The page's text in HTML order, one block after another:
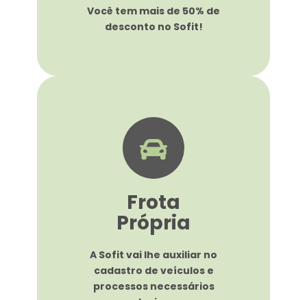
Frota
Própria
A Sofit vai lhe auxiliar no
cadastro de veículos e
processos necessários
Você tem mais de 50% de
desconto no Sofit!